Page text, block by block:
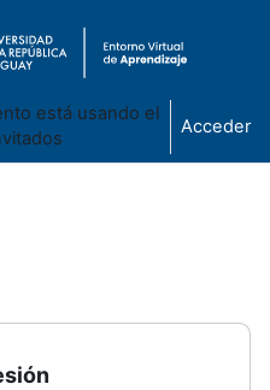
está usando el
Acceder